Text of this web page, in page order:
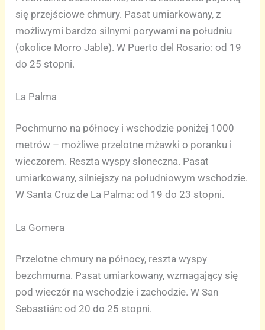
się przejściowe chmury. Pasat umiarkowany, z
możliwymi bardzo silnymi porywami na południu
(okolice Morro Jable). W Puerto del Rosario: od 19
do 25 stopni.
La Palma
Pochmurno na północy i wschodzie poniżej 1000
metrów – możliwe przelotne mżawki o poranku i
wieczorem. Reszta wyspy słoneczna. Pasat
umiarkowany, silniejszy na południowym wschodzie.
W Santa Cruz de La Palma: od 19 do 23 stopni.
La Gomera
Przelotne chmury na północy, reszta wyspy
bezchmurna. Pasat umiarkowany, wzmagający się
pod wieczór na wschodzie i zachodzie. W San
Sebastián: od 20 do 25 stopni.